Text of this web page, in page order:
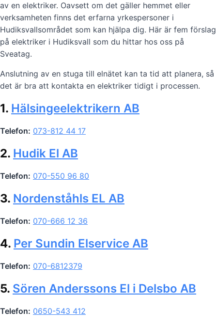
av en elektriker. Oavsett om det gäller hemmet eller
verksamheten finns det erfarna yrkespersoner i
Hudiksvallsområdet som kan hjälpa dig. Här är fem förslag
på elektriker i Hudiksvall som du hittar hos oss på
Sveatag.
Anslutning av en stuga till elnätet kan ta tid att planera, så
det är bra att kontakta en elektriker tidigt i processen.
1. Hälsingeelektrikern AB
Telefon: 073-812 44 17
2. Hudik El AB
Telefon: 070-550 96 80
3. Nordenståhls EL AB
Telefon: 070-666 12 36
4. Per Sundin Elservice AB
Telefon: 070-6812379
5. Sören Anderssons El i Delsbo AB
Telefon: 0650-543 412